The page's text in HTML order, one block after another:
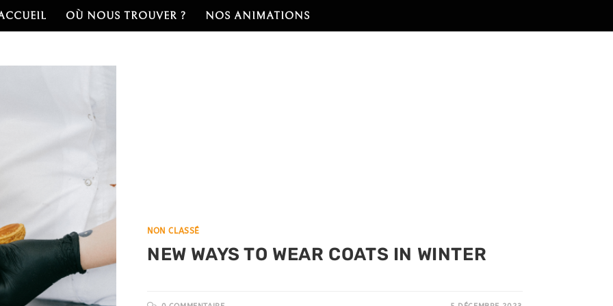
OÙ NOUS TROUVER ? NOS ANIMATIONS
NON CLASSÉ
NEW WAYS TO WEAR COATS IN WINTER